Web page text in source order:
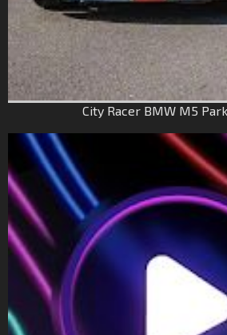
City Racer BMW M5